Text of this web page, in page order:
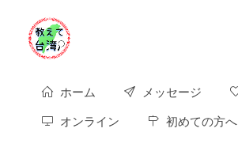
ホーム メッセージ
オンライン 初めての方へ